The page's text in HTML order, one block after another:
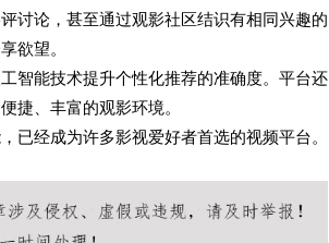
讨论，甚至通过观影社区结识有相同兴趣的
欲望。
智能技术提升个性化推荐的准确度。平台还
捷、丰富的观影环境。
已经成为许多影视爱好者首选的视频平台。